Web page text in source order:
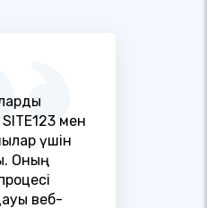
мен
үшін
Оның
веб-